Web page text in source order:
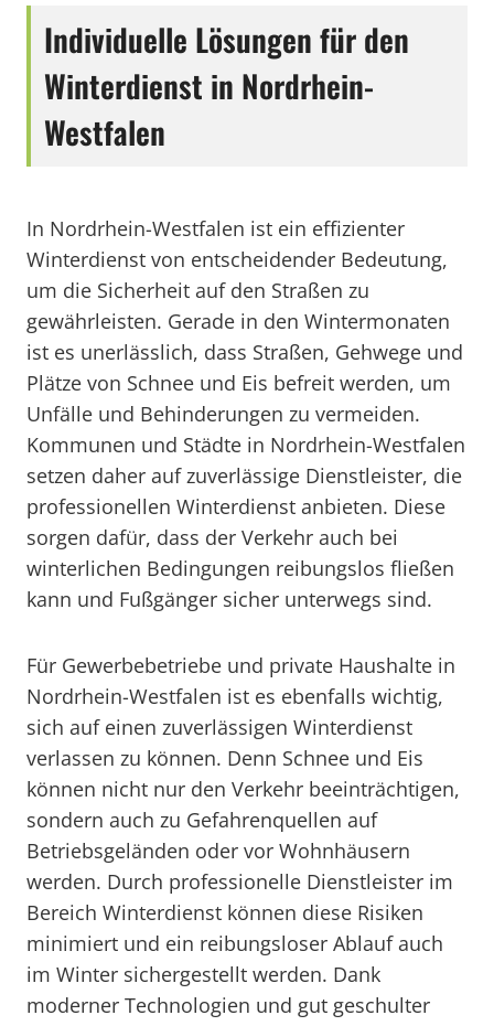
Individuelle Lösungen für den
Winterdienst in Nordrhein-
Westfalen
In Nordrhein-Westfalen ist ein effizienter
Winterdienst von entscheidender Bedeutung,
um die Sicherheit auf den Straßen zu
gewährleisten. Gerade in den Wintermonaten
ist es unerlässlich, dass Straßen, Gehwege und
Plätze von Schnee und Eis befreit werden, um
Unfälle und Behinderungen zu vermeiden.
Kommunen und Städte in Nordrhein-Westfalen
setzen daher auf zuverlässige Dienstleister, die
professionellen Winterdienst anbieten. Diese
sorgen dafür, dass der Verkehr auch bei
winterlichen Bedingungen reibungslos fließen
kann und Fußgänger sicher unterwegs sind.
Für Gewerbebetriebe und private Haushalte in
Nordrhein-Westfalen ist es ebenfalls wichtig,
sich auf einen zuverlässigen Winterdienst
verlassen zu können. Denn Schnee und Eis
können nicht nur den Verkehr beeinträchtigen,
sondern auch zu Gefahrenquellen auf
Betriebsgeländen oder vor Wohnhäusern
werden. Durch professionelle Dienstleister im
Bereich Winterdienst können diese Risiken
minimiert und ein reibungsloser Ablauf auch
im Winter sichergestellt werden. Dank
moderner Technologien und gut geschulter